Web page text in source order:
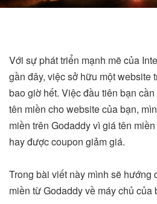
Với sự phát triển mạnh mẽ của
gần đây, việc sở hữu một website
bao giờ hết. Việc đầu tiên bạn
tên miền cho website của bạn,
miền trên Godaddy vì giá tên
hay được coupon giảm giá.
Trong bài viết này mình sẽ hướng
miền từ Godaddy về máy chủ của